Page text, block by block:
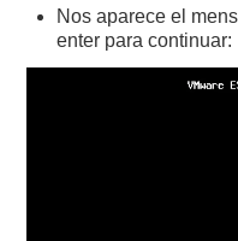
Nos aparece el
enter para continuar: